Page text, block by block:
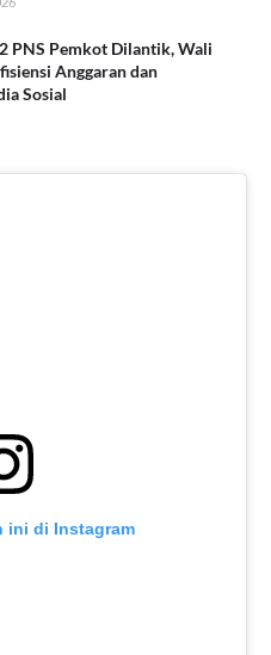
PNS Pemkot Dilantik, Wali
Anggaran dan
Sosial
ini di Instagram